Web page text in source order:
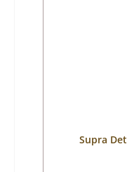
Supra